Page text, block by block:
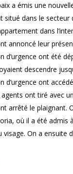
a émis une
situé dans le secteur
dans
annoncé leur
d’urgence ont été
descendre
d’urgence ont
agents ont tiré avec
arrêté le plaignant.
où il a été
visage. On a ensuite